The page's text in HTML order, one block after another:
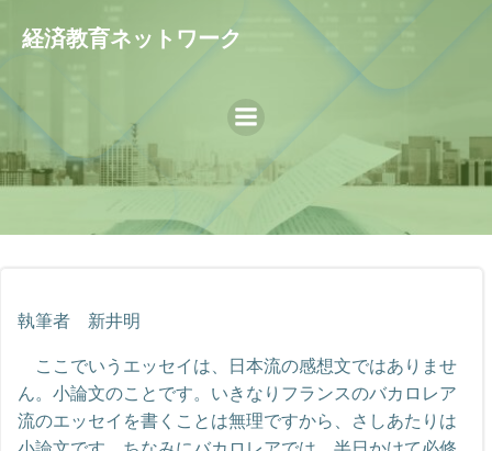
ツ
経済教育ネットワーク
執筆者 新井明
ここでいうエッセイは、日本流の感想文ではありませ
ん。小論文のことです。いきなりフランスのバカロレア
流のエッセイを書くことは無理ですから、さしあたりは